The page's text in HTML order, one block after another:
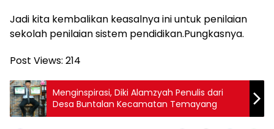
Jadi kita kembalikan keasalnya ini untuk penilaian
sekolah penilaian sistem pendidikan.Pungkasnya.
Post Views: 214
Menginspirasi, Diki Alamzyah Penulis dari
Desa Buntalan Kecamatan Temayang